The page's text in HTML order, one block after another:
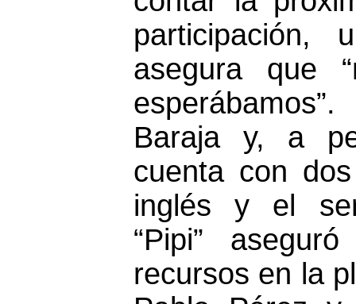
participación,
asegura que
Baraja y, a
cuenta con
inglés y el
“Pipi”
recursos en la